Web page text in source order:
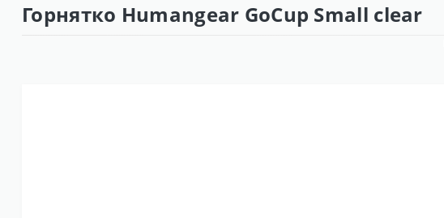
Горнятко Humangear GoCup Small clear